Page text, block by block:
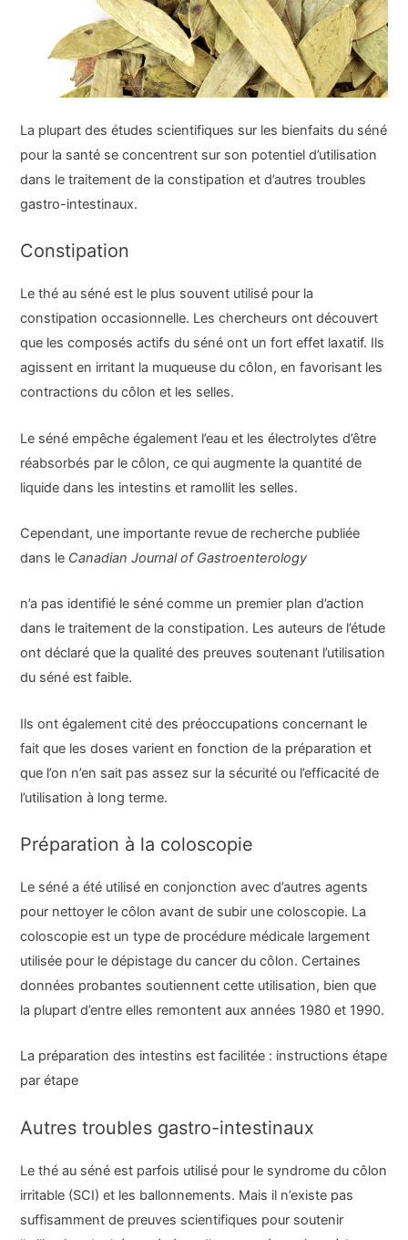
La plupart des études scientifiques sur les bienfaits du séné
pour la santé se concentrent sur son potentiel d’utilisation
dans le traitement de la constipation et d’autres troubles
gastro-intestinaux.
Constipation
Le thé au séné est le plus souvent utilisé pour la
constipation occasionnelle. Les chercheurs ont découvert
que les composés actifs du séné ont un fort effet laxatif. Ils
agissent en irritant la muqueuse du côlon, en favorisant les
contractions du côlon et les selles.
Le séné empêche également l’eau et les électrolytes d’être
réabsorbés par le côlon, ce qui augmente la quantité de
liquide dans les intestins et ramollit les selles.
Cependant, une importante revue de recherche publiée
dans le Canadian Journal of Gastroenterology
n’a pas identifié le séné comme un premier plan d’action
dans le traitement de la constipation. Les auteurs de l’étude
ont déclaré que la qualité des preuves soutenant l’utilisation
du séné est faible.
Ils ont également cité des préoccupations concernant le
fait que les doses varient en fonction de la préparation et
que l’on n’en sait pas assez sur la sécurité ou l’efficacité de
l’utilisation à long terme.
Préparation à la coloscopie
Le séné a été utilisé en conjonction avec d’autres agents
pour nettoyer le côlon avant de subir une coloscopie. La
coloscopie est un type de procédure médicale largement
utilisée pour le dépistage du cancer du côlon. Certaines
données probantes soutiennent cette utilisation, bien que
la plupart d’entre elles remontent aux années 1980 et 1990.
La préparation des intestins est facilitée : instructions étape
par étape
Autres troubles gastro-intestinaux
Le thé au séné est parfois utilisé pour le syndrome du côlon
irritable (SCI) et les ballonnements. Mais il n’existe pas
suffisamment de preuves scientifiques pour soutenir